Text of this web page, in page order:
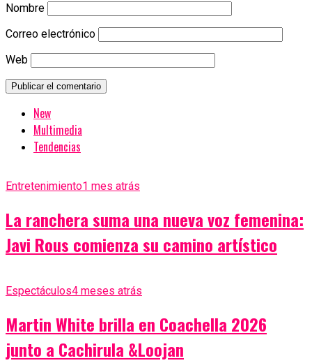
Nombre
Correo electrónico
Web
New
Multimedia
Tendencias
Entretenimiento1 mes atrás
La ranchera suma una nueva voz femenina:
Javi Rous comienza su camino artístico
Espectáculos4 meses atrás
Martin White brilla en Coachella 2026
junto a Cachirula &Loojan